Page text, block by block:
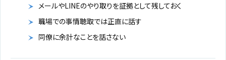
メールやLINEのやり取りを証拠として残しておく
職場での事情聴取では正直に話す
同僚に余計なことを話さない